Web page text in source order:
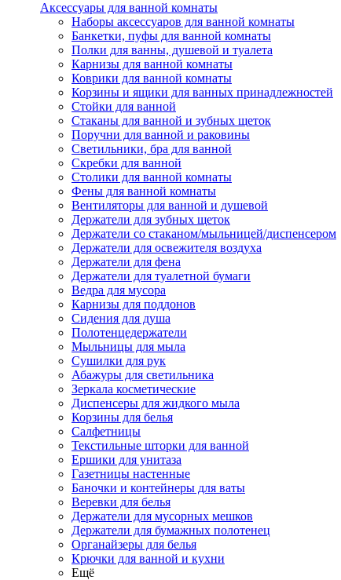
Аксессуары для ванной комнаты
Наборы аксессуаров для ванной комнаты
Банкетки, пуфы для ванной комнаты
Полки для ванны, душевой и туалета
Карнизы для ванной комнаты
Коврики для ванной комнаты
Корзины и ящики для ванных принадлежностей
Стойки для ванной
Стаканы для ванной и зубных щеток
Поручни для ванной и раковины
Светильники, бра для ванной
Скребки для ванной
Столики для ванной комнаты
Фены для ванной комнаты
Вентиляторы для ванной и душевой
Держатели для зубных щеток
Держатели со стаканом/мыльницей/диспенсером
Держатели для освежителя воздуха
Держатели для фена
Держатели для туалетной бумаги
Ведра для мусора
Карнизы для поддонов
Сидения для душа
Полотенцедержатели
Мыльницы для мыла
Сушилки для рук
Абажуры для светильника
Зеркала косметические
Диспенсеры для жидкого мыла
Корзины для белья
Салфетницы
Текстильные шторки для ванной
Ершики для унитаза
Газетницы настенные
Баночки и контейнеры для ваты
Веревки для белья
Держатели для мусорных мешков
Держатели для бумажных полотенец
Органайзеры для белья
Крючки для ванной и кухни
Ещё